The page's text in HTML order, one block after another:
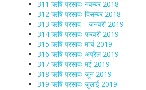
311 ऋषि प्रसादः नवम्बर 2018
312 ऋषि प्रसादः दिसम्बर 2018
313 ऋषि प्रसाद – जनवरी 2019
314 ऋषि प्रसादः फरवरी 2019
315 ऋषि प्रसादः मार्च 2019
316 ऋषि प्रसादः अप्रैल 2019
317 ऋषि प्रसादः मई 2019
318 ऋषि प्रसादः जून 2019
319 ऋषि प्रसादः जुलाई 2019